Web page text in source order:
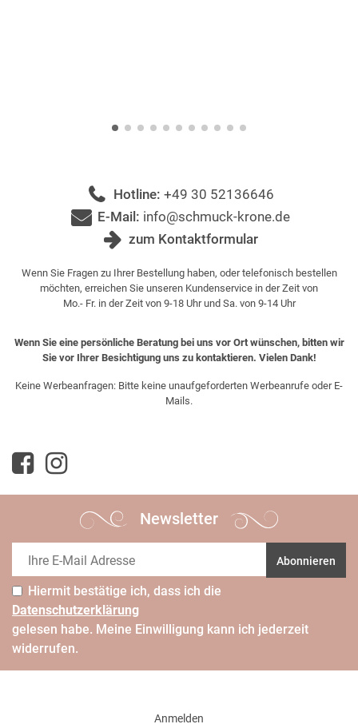
Hotline: +49 30 52136646
E-Mail: info@schmuck-krone.de
zum Kontaktformular
Wenn Sie Fragen zu Ihrer Bestellung haben, oder telefonisch bestellen
möchten, erreichen Sie unseren Kundenservice in der Zeit von
Mo.- Fr. in der Zeit von 9-18 Uhr und Sa. von 9-14 Uhr
Wenn Sie eine persönliche Beratung bei uns vor Ort wünschen, bitten wir
Sie vor Ihrer Besichtigung uns zu kontaktieren. Vielen Dank!
Keine Werbeanfragen: Bitte keine unaufgeforderten Werbeanrufe oder E-
Mails.
Newsletter
Abonnieren
Hiermit bestätige ich, dass ich die
Daten­schutz­erklärung
gelesen habe. Meine Einwilligung kann ich jederzeit
widerrufen.
Anmelden